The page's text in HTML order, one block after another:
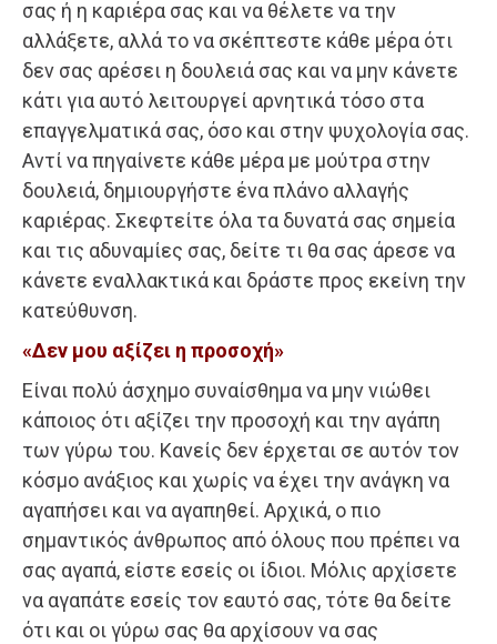
σας ή η καριέρα σας και να θέλετε να την
αλλάξετε, αλλά το να σκέπτεστε κάθε μέρα ότι
δεν σας αρέσει η δουλειά σας και να μην κάνετε
κάτι για αυτό λειτουργεί αρνητικά τόσο στα
επαγγελματικά σας, όσο και στην ψυχολογία σας.
Αντί να πηγαίνετε κάθε μέρα με μούτρα στην
δουλειά, δημιουργήστε ένα πλάνο αλλαγής
καριέρας. Σκεφτείτε όλα τα δυνατά σας σημεία
και τις αδυναμίες σας, δείτε τι θα σας άρεσε να
κάνετε εναλλακτικά και δράστε προς εκείνη την
κατεύθυνση.
«Δεν μου αξίζει η προσοχή»
Είναι πολύ άσχημο συναίσθημα να μην νιώθει
κάποιος ότι αξίζει την προσοχή και την αγάπη
των γύρω του. Κανείς δεν έρχεται σε αυτόν τον
κόσμο ανάξιος και χωρίς να έχει την ανάγκη να
αγαπήσει και να αγαπηθεί. Αρχικά, ο πιο
σημαντικός άνθρωπος από όλους που πρέπει να
σας αγαπά, είστε εσείς οι ίδιοι. Μόλις αρχίσετε
να αγαπάτε εσείς τον εαυτό σας, τότε θα δείτε
ότι και οι γύρω σας θα αρχίσουν να σας